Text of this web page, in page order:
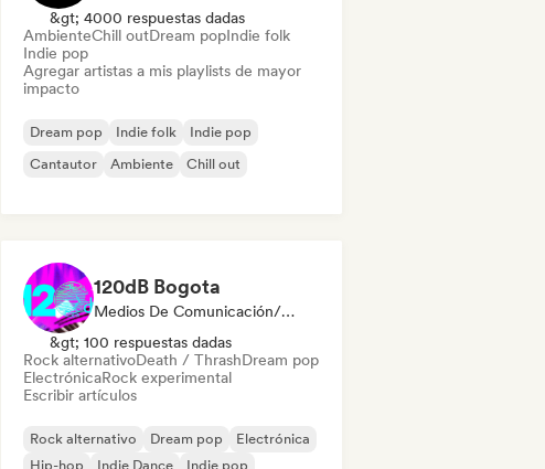
&gt; 4000 respuestas dadas
AmbienteChill outDream popIndie folk
Indie pop
Agregar artistas a mis playlists de mayor
impacto
Dream pop Indie folk
Indie pop
Cantautor
Ambiente Chill out
120dB Bogota
Medios De Comunicación/Periodista
&gt; 100 respuestas dadas
Rock alternativoDeath / ThrashDream pop
ElectrónicaRock experimental
Escribir artículos
Rock alternativo Dream pop
Electrónica
Hip-hop
Indie Dance Indie pop